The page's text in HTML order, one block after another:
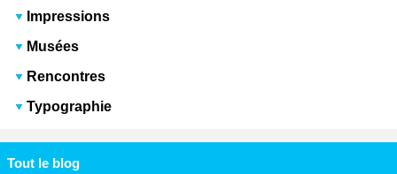
Impressions
Musées
Rencontres
Typographie
Tout le blog